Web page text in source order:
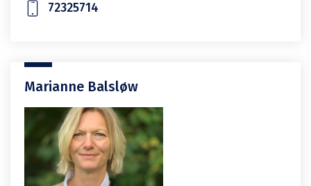
72325714
Marianne Balsløw